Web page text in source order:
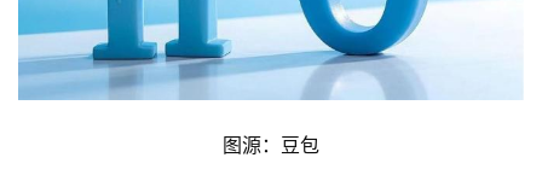
图源：豆包